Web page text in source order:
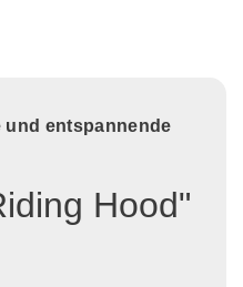
und entspannende
Hood"